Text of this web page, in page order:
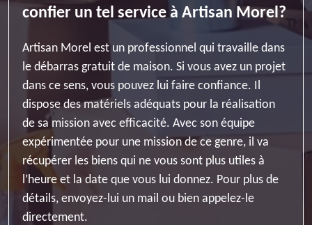
confier un tel service à Artisan Morel?
Artisan Morel est un professionnel qui travaille dans
le débarras gratuit de maison. Si vous avez un projet
dans ce sens, vous pouvez lui faire confiance. Il
dispose des matériels adéquats pour la réalisation
de sa mission avec efficacité. Avec son équipe
expérimentée pour une mission de ce genre, il va
récupérer les biens qui ne vous sont plus utiles à
l’heure et la date que vous lui donnez. Pour plus de
détails, envoyez-lui un mail ou bien appelez-le
directement.